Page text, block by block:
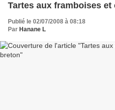
Tartes aux framboises
Publié le 02/07/2008 à 08:18
Par Hanane L